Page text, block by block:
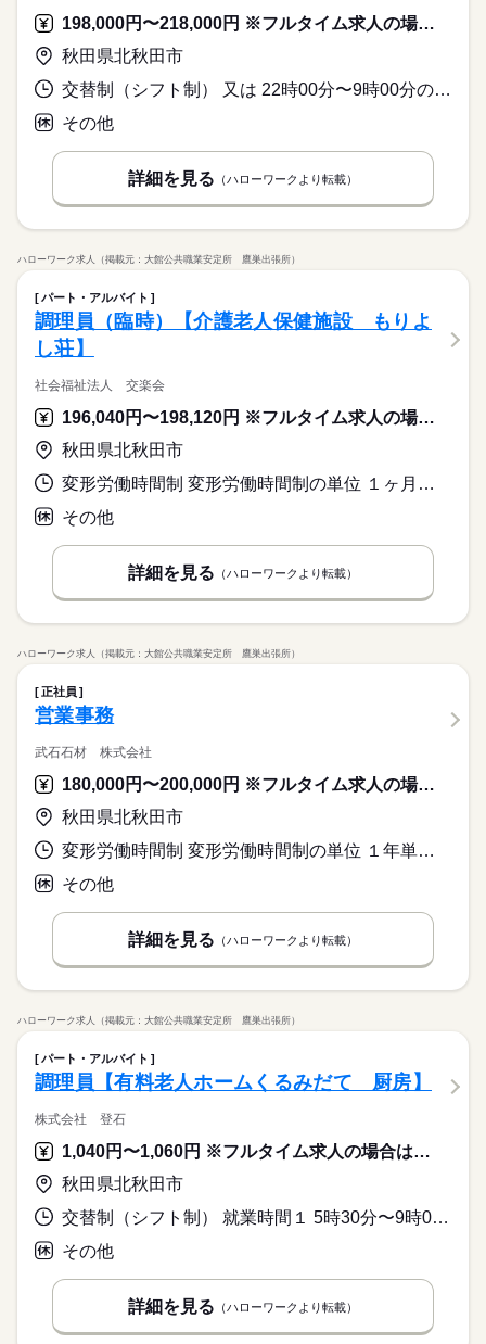
198,000円〜218,000円 ※フルタイム求人の場合は月額（換算額）、パート求人の場合は時間額を表示しています。
秋田県北秋田市
交替制（シフト制） 又は 22時00分〜9時00分の時間の間の8時間 就業時間に関する特記事項 ２２時から９時の間のシフト制となります。
その他
詳細を見る （ハローワークより転載）
ハローワーク求人（掲載元：大館公共職業安定所 鷹巣出張所）
パート・アルバイト
調理員（臨時）【介護老人保健施設 もりよ
し荘】
社会福祉法人 交楽会
196,040円〜198,120円 ※フルタイム求人の場合は月額（換算額）、パート求人の場合は時間額を表示しています。
秋田県北秋田市
変形労働時間制 変形労働時間制の単位 １ヶ月単位 就業時間１ 5時30分〜13時30分 就業時間２ 9時00分〜18時00分 就業時間３ 10時30分〜19時30分
その他
詳細を見る （ハローワークより転載）
ハローワーク求人（掲載元：大館公共職業安定所 鷹巣出張所）
正社員
営業事務
武石石材 株式会社
180,000円〜200,000円 ※フルタイム求人の場合は月額（換算額）、パート求人の場合は時間額を表示しています。
秋田県北秋田市
変形労働時間制 変形労働時間制の単位 １年単位 就業時間１ 8時00分〜17時30分
その他
詳細を見る （ハローワークより転載）
ハローワーク求人（掲載元：大館公共職業安定所 鷹巣出張所）
パート・アルバイト
調理員【有料老人ホームくるみだて 厨房】
株式会社 登石
1,040円〜1,060円 ※フルタイム求人の場合は月額（換算額）、パート求人の場合は時間額を表示しています。
秋田県北秋田市
交替制（シフト制） 就業時間１ 5時30分〜9時00分 就業時間２ 9時30分〜13時30分 就業時間３ 14時15分〜18時45分 就業時間に関する特記事項 ＊（１）（２）（３）のいずれかの時間帯のみでの勤務も可能です
その他
詳細を見る （ハローワークより転載）